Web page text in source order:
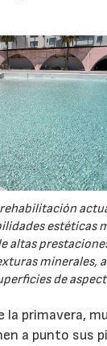
estéticas
altas
minerales,
de
la primavera,
a punto sus